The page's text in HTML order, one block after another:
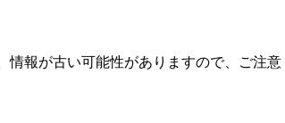
報が古い可能性がありますので、ご注意